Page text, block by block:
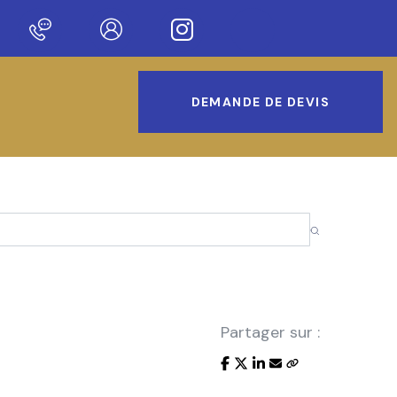
notre nouveau site !
DEMANDE DE DEVIS
Partager sur :